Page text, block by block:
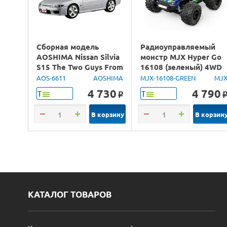
Сборная модель
AOSHIMA Nissan Silvia
S15 The Two Guys From
Tokyo, 1/24
AOS-6611 AOSHIMA
Т 4 730 o
В корзину
Радиоуправляемый
монстр MJX Hyper Go
16108 (зеленый) 4WD
2.4G LED 1/16 RTR
MJX-16108-GREEN MJX
Т 4 790 o
В
КАТАЛОГ ТОВАРОВ